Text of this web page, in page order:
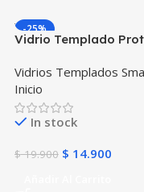
-25%
Vidrio Templado
Smartwatch Samsung
Frontier
Vidrios Templados
Inicio
In stock
$19.900 $ 14.900